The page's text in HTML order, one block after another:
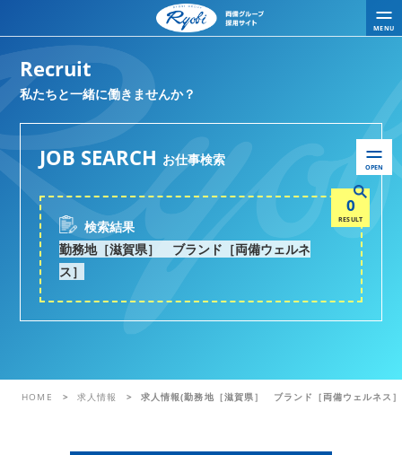
Recruit
私たちと一緒に働きませんか？
JOB SEARCH お仕事検索 OPEN
検索結果
勤務地［滋賀県］ ブランド［両備ウェルネ
ス］
0
RESULT
MENU
HOME 求人情報 求人情報(勤務地［滋賀県］ ブランド［両備ウェルネス